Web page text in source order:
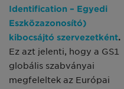
Identification – Egyedi
Eszközazonosító)
kibocsájtó szervezetként.
Ez azt jelenti, hogy a GS1
globális szabványai
megfeleltek az Európai